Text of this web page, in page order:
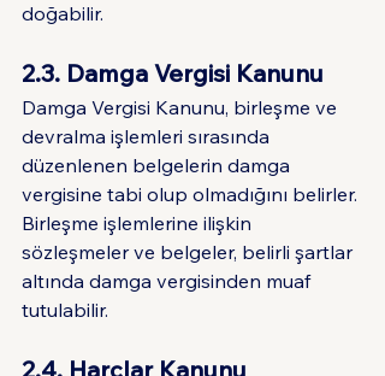
doğabilir.
2.3. Damga Vergisi Kanunu
Damga Vergisi Kanunu, birleşme ve
devralma işlemleri sırasında
düzenlenen belgelerin damga
vergisine tabi olup olmadığını belirler.
Birleşme işlemlerine ilişkin
sözleşmeler ve belgeler, belirli şartlar
altında damga vergisinden muaf
tutulabilir.
2.4. Harçlar Kanunu